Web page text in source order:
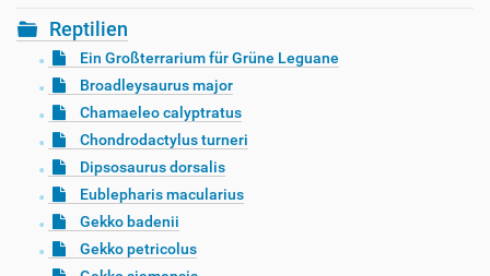
Reptilien
Ein Großterrarium für Grüne Leguane
Broadleysaurus major
Chamaeleo calyptratus
Chondrodactylus turneri
Dipsosaurus dorsalis
Eublepharis macularius
Gekko badenii
Gekko petricolus